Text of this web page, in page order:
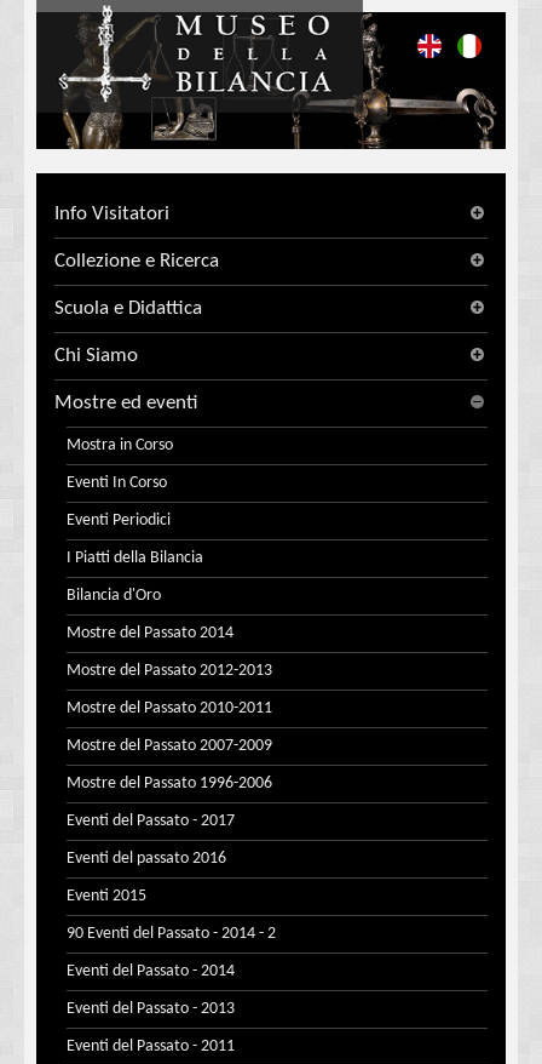
Info Visitatori
Collezione e Ricerca
Scuola e Didattica
Chi Siamo
Mostre ed eventi
Mostra in Corso
Eventi In Corso
Eventi Periodici
I Piatti della Bilancia
Bilancia d'Oro
Mostre del Passato 2014
Mostre del Passato 2012-2013
Mostre del Passato 2010-2011
Mostre del Passato 2007-2009
Mostre del Passato 1996-2006
Eventi del Passato - 2017
Eventi del passato 2016
Eventi 2015
90 Eventi del Passato - 2014 - 2
Eventi del Passato - 2014
Eventi del Passato - 2013
Eventi del Passato - 2011